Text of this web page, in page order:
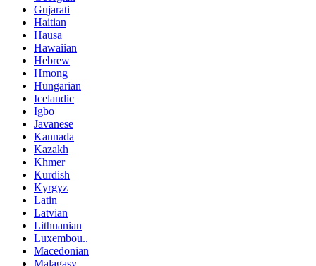
Gujarati
Haitian
Hausa
Hawaiian
Hebrew
Hmong
Hungarian
Icelandic
Igbo
Javanese
Kannada
Kazakh
Khmer
Kurdish
Kyrgyz
Latin
Latvian
Lithuanian
Luxembou..
Macedonian
Malagasy